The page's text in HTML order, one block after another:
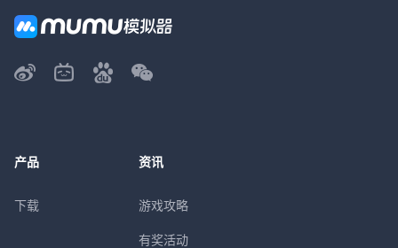
产品
下载
资讯
游戏攻略
有奖活动